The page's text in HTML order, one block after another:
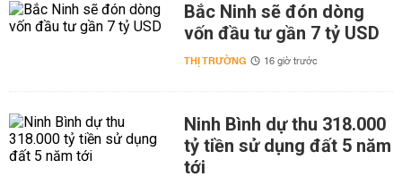
Bắc Ninh sẽ đón dòng
vốn đầu tư gần 7 tỷ USD
THỊ TRƯỜNG 16 giờ trước
Ninh Bình dự thu 318.000
tỷ tiền sử dụng đất 5 năm
tới